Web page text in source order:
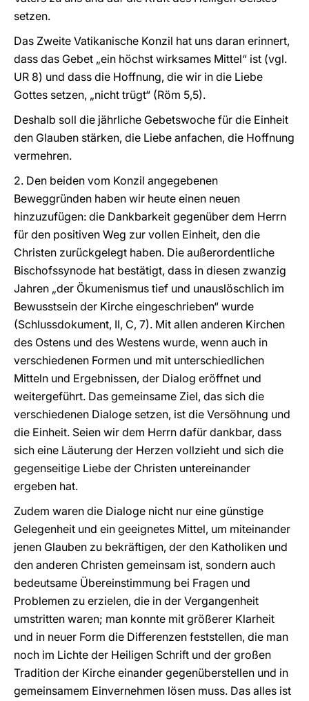
setzen.
Das Zweite Vatikanische Konzil hat uns daran erinnert,
dass das Gebet „ein höchst wirksames Mittel“ ist (vgl.
UR 8) und dass die Hoffnung, die wir in die Liebe
Gottes setzen, „nicht trügt“ (Röm 5,5).
Deshalb soll die jährliche Gebetswoche für die Einheit
den Glauben stärken, die Liebe anfachen, die Hoffnung
vermehren.
2. Den beiden vom Konzil angegebenen
Beweggründen haben wir heute einen neuen
hinzuzufügen: die Dankbarkeit gegenüber dem Herrn
für den positiven Weg zur vollen Einheit, den die
Christen zurückgelegt haben. Die außerordentliche
Bischofssynode hat bestätigt, dass in diesen zwanzig
Jahren „der Ökumenismus tief und unauslöschlich im
Bewusstsein der Kirche eingeschrieben“ wurde
(Schlussdokument, II, C, 7). Mit allen anderen Kirchen
des Ostens und des Westens wurde, wenn auch in
verschiedenen Formen und mit unterschiedlichen
Mitteln und Ergebnissen, der Dialog eröffnet und
weitergeführt. Das gemeinsame Ziel, das sich die
verschiedenen Dialoge setzen, ist die Versöhnung und
die Einheit. Seien wir dem Herrn dafür dankbar, dass
sich eine Läuterung der Herzen vollzieht und sich die
gegenseitige Liebe der Christen untereinander
ergeben hat.
Zudem waren die Dialoge nicht nur eine günstige
Gelegenheit und ein geeignetes Mittel, um miteinander
jenen Glauben zu bekräftigen, der den Katholiken und
den anderen Christen gemeinsam ist, sondern auch
bedeutsame Übereinstimmung bei Fragen und
Problemen zu erzielen, die in der Vergangenheit
umstritten waren; man konnte mit größerer Klarheit
und in neuer Form die Differenzen feststellen, die man
noch im Lichte der Heiligen Schrift und der großen
Tradition der Kirche einander gegenüberstellen und in
gemeinsamem Einvernehmen lösen muss. Das alles ist